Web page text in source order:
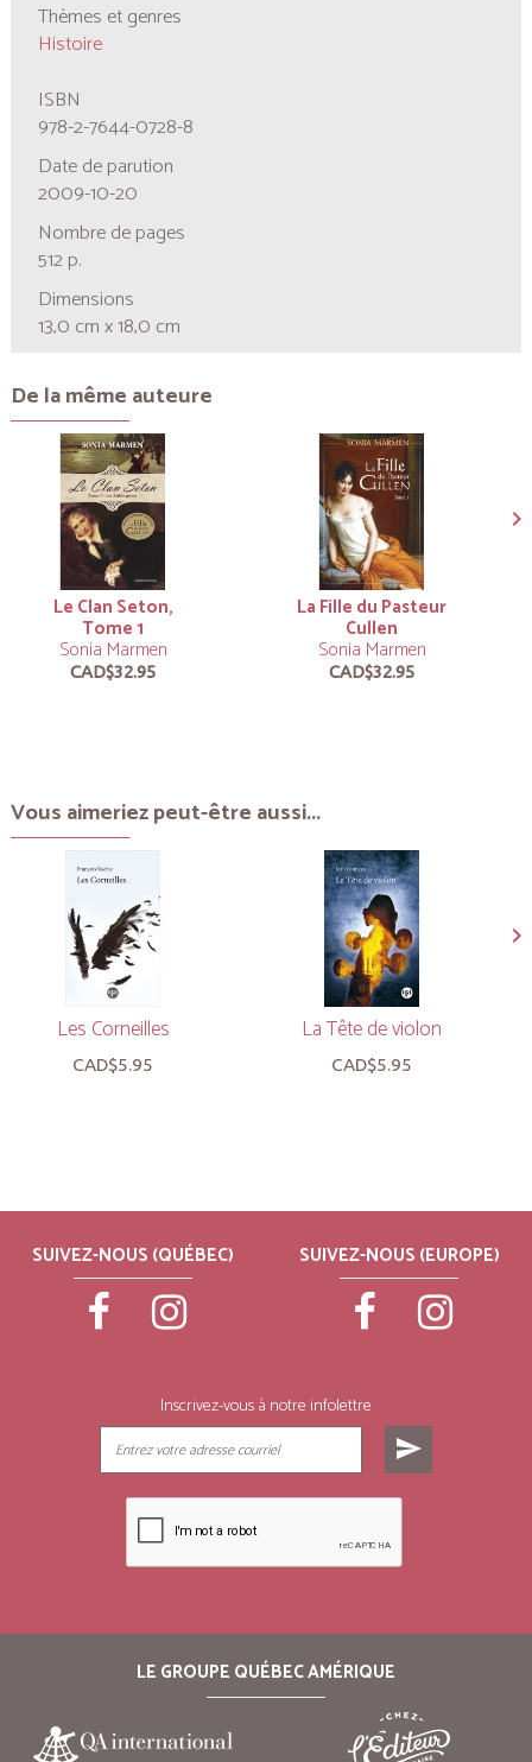
Thèmes et genres
Histoire
ISBN
978-2-7644-0728-8
Date de parution
2009-10-20
Nombre de pages
512 p.
Dimensions
13,0 cm x 18,0 cm
De la même auteure
Le Clan Seton,
Tome 1
Sonia Marmen
CAD$32.95
La Fille du Pasteur
Cullen
Sonia Marmen
CAD$32.95
Vous aimeriez peut-être aussi...
Les Corneilles
CAD$5.95
La Tête de violon
CAD$5.95
SUIVEZ-NOUS (QUÉBEC) SUIVEZ-NOUS (EUROPE)
Inscrivez-vous à notre infolettre
send
LE GROUPE QUÉBEC AMÉRIQUE